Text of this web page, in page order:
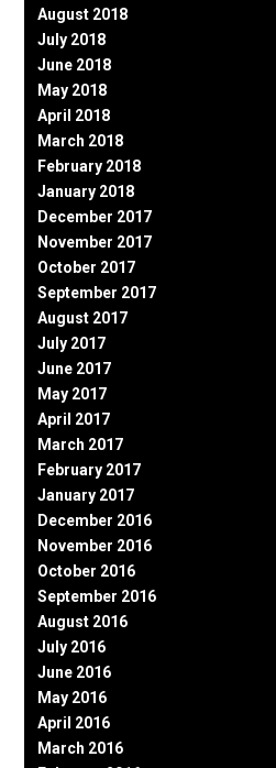
August 2018
July 2018
June 2018
May 2018
April 2018
March 2018
February 2018
January 2018
December 2017
November 2017
October 2017
September 2017
August 2017
July 2017
June 2017
May 2017
April 2017
March 2017
February 2017
January 2017
December 2016
November 2016
October 2016
September 2016
August 2016
July 2016
June 2016
May 2016
April 2016
March 2016